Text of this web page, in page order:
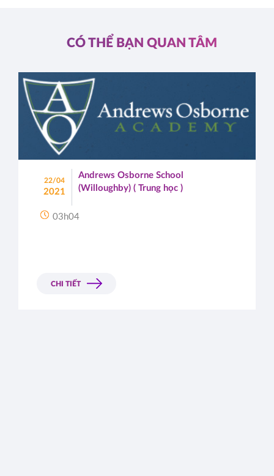
CÓ THỂ BẠN QUAN TÂM
22/04
2021
Andrews Osborne School
(Willoughby) ( Trung học )
03h04
CHI TIẾT